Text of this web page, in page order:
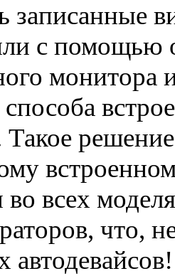
записанные
с помощью
монитора
во всех
что,
автодевайсов!